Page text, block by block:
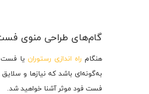
گام‌های طراحی منوی
هنگام راه اندازی رستوران یا فست
به‌گونه‌ای باشد که نیازها و
فست فود موثر آشنا خواهید شد.